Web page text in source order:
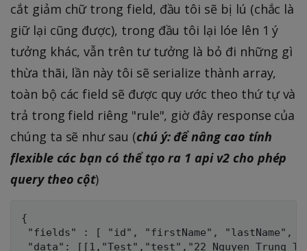
cắt giảm chữ trong field, đầu tôi sẽ bị lú (chắc là
giữ lại cũng được), trong đầu tôi lại lóe lên 1 ý
tưởng khác, vẫn trên tư tưởng là bỏ đi những gì
thừa thãi, lần này tôi sẽ serialize thành array,
toàn bộ các field sẽ được quy ước theo thứ tự và
trả trong field riêng "rule", giờ đây response của
chúng ta sẽ như sau (chú ý: để nâng cao tính
flexible các bạn có thể tạo ra 1 api v2 cho phép
query theo cột)
{
"fields" : [ "id", "firstName", "lastName",
"data": [[1,"Test","test","22 Nguyen Trung